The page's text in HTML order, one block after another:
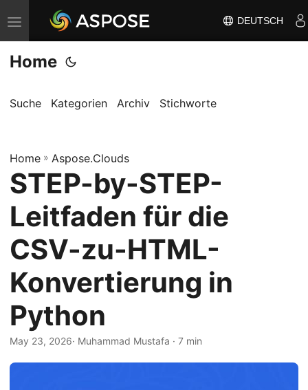
N
a
v
g
i
o
n
m
s
c
h
a
DEUTSCH
Home
Suche Kategorien Archiv Stichworte
Home » Aspose.Clouds
STEP-by-STEP-
Leitfaden für die
CSV-zu-HTML-
Konvertierung in
Python
May 23, 2026· Muhammad Mustafa · 7 min